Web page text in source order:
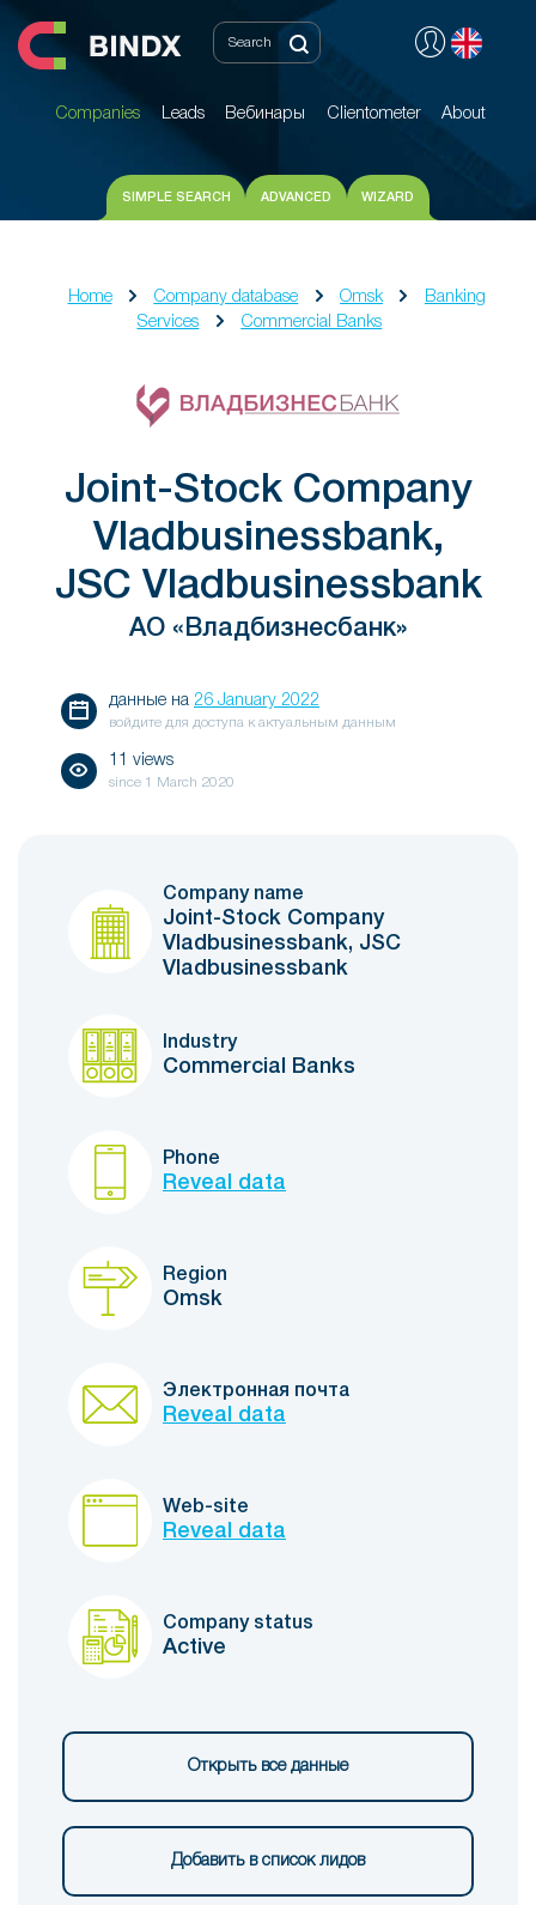
Companies Leads Вебинары Clientometer About
Companies Leads Вебинары Clientometer About
SIMPLE SEARCH ADVANCED WIZARD
Home Company database Omsk
Banking
Services
Commercial Banks
Joint-Stock Company
Vladbusinessbank,
JSC Vladbusinessbank
АО «Владбизнесбанк»
данные на 26 January 2022
войдите для доступа к актуальным данным
11 views
since 1 March 2020
Company name
Joint-Stock Company
Vladbusinessbank, JSC
Vladbusinessbank
Industry
Commercial Banks
Phone
Reveal data
Region
Omsk
Электронная почта
Reveal data
Web-site
Reveal data
Company status
Active
Открыть все данные
Добавить в список лидов